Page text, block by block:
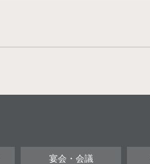
宴会・会議